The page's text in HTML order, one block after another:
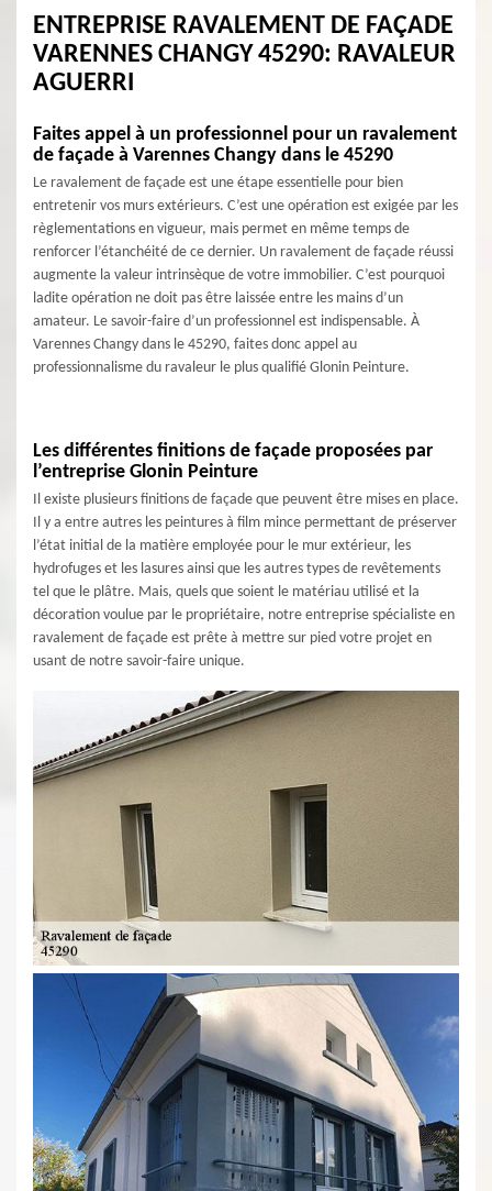
ENTREPRISE RAVALEMENT DE FAÇADE
VARENNES CHANGY 45290: RAVALEUR
AGUERRI
Faites appel à un professionnel pour un ravalement
de façade à Varennes Changy dans le 45290
Le ravalement de façade est une étape essentielle pour bien
entretenir vos murs extérieurs. C’est une opération est exigée par les
règlementations en vigueur, mais permet en même temps de
renforcer l’étanchéité de ce dernier. Un ravalement de façade réussi
augmente la valeur intrinsèque de votre immobilier. C’est pourquoi
ladite opération ne doit pas être laissée entre les mains d’un
amateur. Le savoir-faire d’un professionnel est indispensable. À
Varennes Changy dans le 45290, faites donc appel au
professionnalisme du ravaleur le plus qualifié Glonin Peinture.
Les différentes finitions de façade proposées par
l’entreprise Glonin Peinture
Il existe plusieurs finitions de façade que peuvent être mises en place.
Il y a entre autres les peintures à film mince permettant de préserver
l’état initial de la matière employée pour le mur extérieur, les
hydrofuges et les lasures ainsi que les autres types de revêtements
tel que le plâtre. Mais, quels que soient le matériau utilisé et la
décoration voulue par le propriétaire, notre entreprise spécialiste en
ravalement de façade est prête à mettre sur pied votre projet en
usant de notre savoir-faire unique.